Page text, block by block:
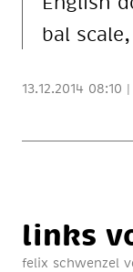
bal
13.12.2014 08:10 |
links
felix schwenzel